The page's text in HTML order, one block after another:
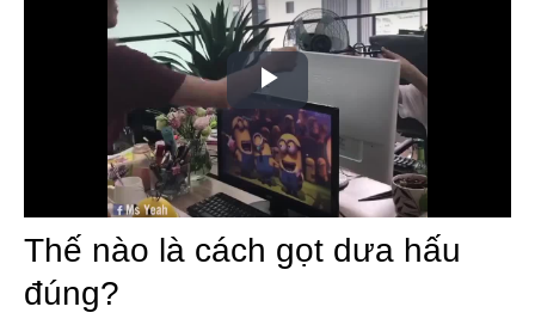
Play
Video
Thế nào là cách gọt dưa hấu
đúng?